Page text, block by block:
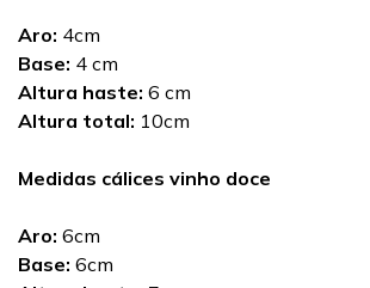
Aro: 4cm
Base: 4 cm
Altura haste: 6 cm
Altura total: 10cm
Medidas cálices vinho doce
Aro: 6cm
Base: 6cm